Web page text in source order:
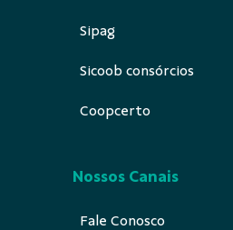
Sipag
Sicoob consórcios
Coopcerto
Nossos Canais
Fale Conosco